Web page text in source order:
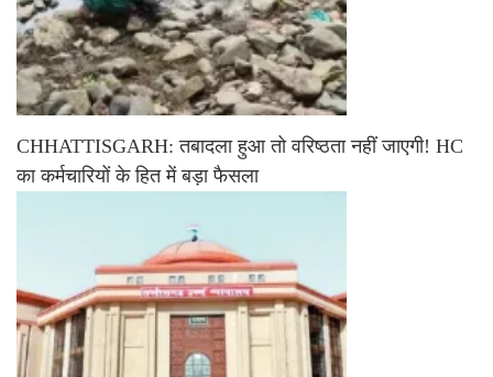
CHHATTISGARH: तबादला हुआ तो वरिष्ठता नहीं जाएगी! HC
का कर्मचारियों के हित में बड़ा फैसला